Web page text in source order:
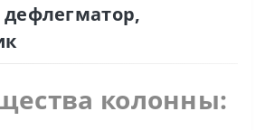
дефлегматор,
колонны: